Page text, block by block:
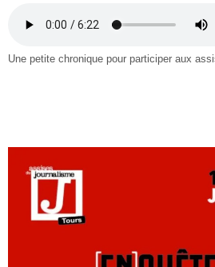
Une petite chronique pour participer aux